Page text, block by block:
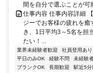
間を自分で選ぶことが可
仕事内容 仕事内容詳細
ジーでお客様の疲れを
き、1日平均3～5名を担
たい！...
業界未経験者歓迎 社員登用あり
平日のみOK
経験不問 未経験
ブランクOK
長期歓迎 駅近5分